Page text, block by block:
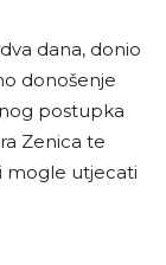
dana, donio
donošenje
postupka
Zenica te
mogle utjecati